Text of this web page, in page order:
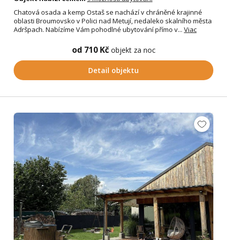
Chatová osada a kemp Ostaš se nachází v chráněné krajinné
oblasti Broumovsko v Polici nad Metují, nedaleko skalního města
Adršpach. Nabízíme Vám pohodlné ubytování přímo v... Viac
od 710 Kč objekt za noc
Detail objektu